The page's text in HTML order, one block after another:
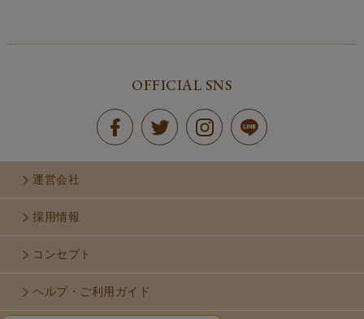
OFFICIAL SNS
運営会社
採用情報
コンセプト
ヘルプ・ご利用ガイド